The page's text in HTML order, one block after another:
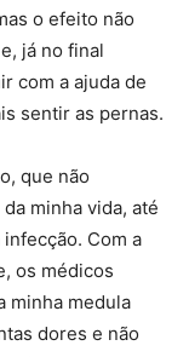
o efeito não
já no final
com a ajuda de
sentir as pernas.
que não
minha vida, até
Com a
os médicos
minha medula
dores e não